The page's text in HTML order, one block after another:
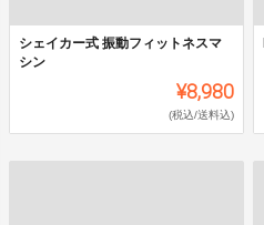
シェイカー式 振動フィットネスマ
シン
¥8,980
(税込/送料込)